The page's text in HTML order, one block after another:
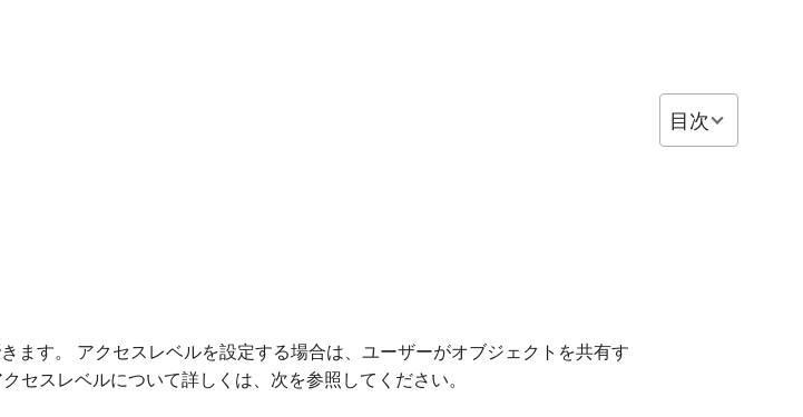
ます。 アクセスレベルを設定する場合は、ユーザーがオブジェクトを共有す
セスレベルについて詳しくは、次を参照してください。
目次